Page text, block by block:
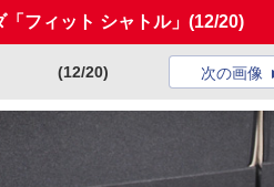
「フィット シャトル」 (12/20)
(12/20) 次の画像